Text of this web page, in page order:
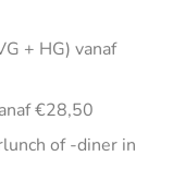
+ HG) vanaf
€28,50
of -diner in